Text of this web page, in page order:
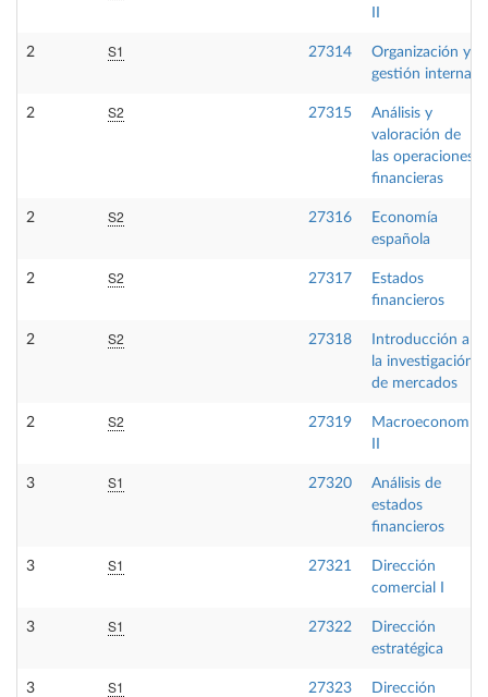
2 S1 27314
Organización y
gestión interna
2 S2 27315
Análisis y
valoración de
las operaciones
financieras
2 S2 27316
Economía
española
2 S2 27317
Estados
financieros
2 S2 27318
Introducción a
la investigación
de mercados
2 S2 27319
Macroeconomía
3 S1 27320
Análisis de
estados
financieros
3 S1 27321
Dirección
comercial I
3 S1 27322
Dirección
estratégica
3 S1 27323
Dirección